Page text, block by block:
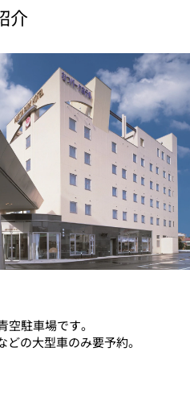
介
空駐車場です。
どの大型車のみ要予約。